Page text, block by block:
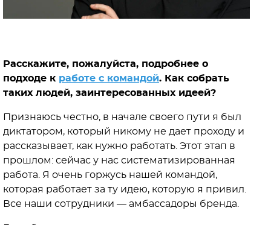
Расскажите, пожалуйста, подробнее о
подходе к работе с командой. Как собрать
таких людей, заинтересованных идеей?
Признаюсь честно, в начале своего пути я был
диктатором, который никому не дает проходу и
рассказывает, как нужно работать. Этот этап в
прошлом: сейчас у нас систематизированная
работа. Я очень горжусь нашей командой,
которая работает за ту идею, которую я привил.
Все наши сотрудники — амбассадоры бренда.